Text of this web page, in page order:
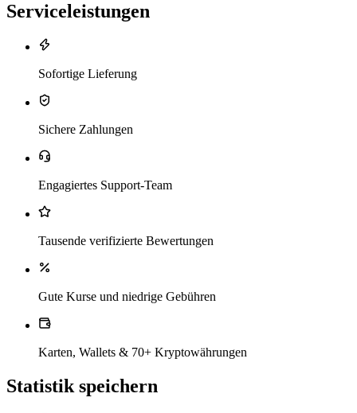
Serviceleistungen
Sofortige Lieferung
Sichere Zahlungen
Engagiertes Support-Team
Tausende verifizierte Bewertungen
Gute Kurse und niedrige Gebühren
Karten, Wallets & 70+ Kryptowährungen
Statistik speichern